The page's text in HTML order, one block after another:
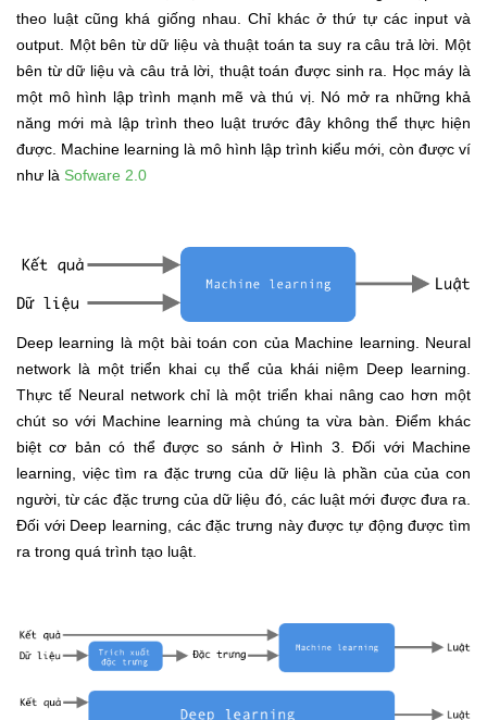
theo luật cũng khá giống nhau. Chỉ khác ở thứ tự các input và
output. Một bên từ dữ liệu và thuật toán ta suy ra câu trả lời. Một
bên từ dữ liệu và câu trả lời, thuật toán được sinh ra. Học máy là
một mô hình lập trình mạnh mẽ và thú vị. Nó mở ra những khả
năng mới mà lập trình theo luật trước đây không thể thực hiện
được. Machine learning là mô hình lập trình kiểu mới, còn được ví
như là Sofware 2.0
Deep learning là một bài toán con của Machine learning. Neural
network là một triển khai cụ thể của khái niệm Deep learning.
Thực tế Neural network chỉ là một triển khai nâng cao hơn một
chút so với Machine learning mà chúng ta vừa bàn. Điểm khác
biệt cơ bản có thể được so sánh ở Hình 3. Đối với Machine
learning, việc tìm ra đặc trưng của dữ liệu là phần của của con
người, từ các đặc trưng của dữ liệu đó, các luật mới được đưa ra.
Đối với Deep learning, các đặc trưng này được tự động được tìm
ra trong quá trình tạo luật.